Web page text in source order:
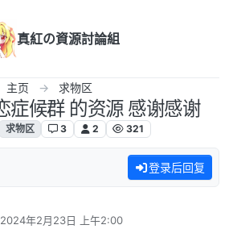
真紅の資源討論組
主页 求物区
症候群 的资源 感谢感谢
求物区 3 2 321
登录后回复
2024年2月23日 上午2:00